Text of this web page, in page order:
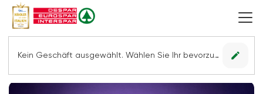
Kein Geschäft ausgewählt. Wählen Sie Ihr bevorzugtes Geschäft, um alle Angebote sehen zu können. edit